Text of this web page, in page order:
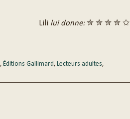
Lili lui donne:✮ ✮ ✮ ✮ ✩
, Éditions Gallimard , Lecteurs adultes,